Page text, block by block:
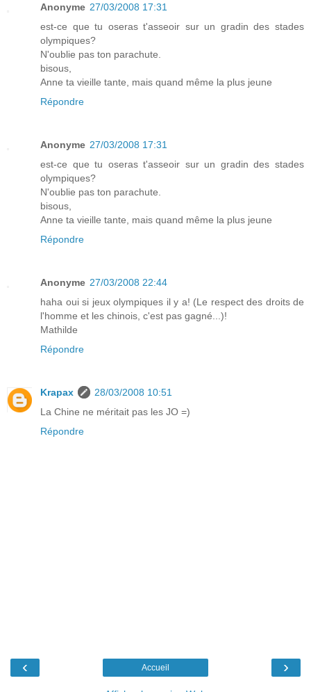
Anonyme 27/03/2008 17:31
est-ce que tu oseras t'asseoir sur un gradin des stades
olympiques?
N'oublie pas ton parachute.
bisous,
Anne ta vieille tante, mais quand même la plus jeune
Répondre
Anonyme 27/03/2008 17:31
est-ce que tu oseras t'asseoir sur un gradin des stades
olympiques?
N'oublie pas ton parachute.
bisous,
Anne ta vieille tante, mais quand même la plus jeune
Répondre
Anonyme 27/03/2008 22:44
haha oui si jeux olympiques il y a! (Le respect des droits de
l'homme et les chinois, c'est pas gagné...)!
Mathilde
Répondre
Krapax
28/03/2008 10:51
La Chine ne méritait pas les JO =)
Répondre
‹ ›
Accueil